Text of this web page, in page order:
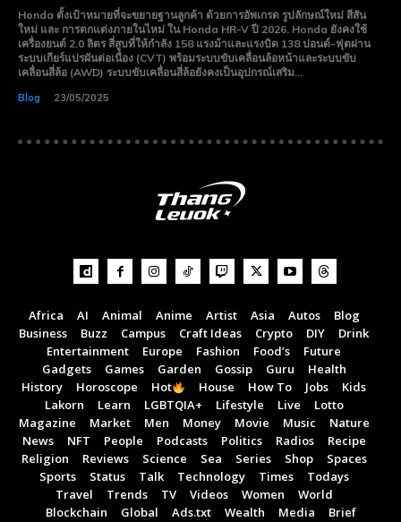
Subscribe now
content
Monthly or Yearly Memberships
Subscribe now
content
Monthly or Yearly Memberships
Honda ตั้งเป้าหมายที่จะขยายฐานลูกค้า ด้วยการอัพเกรด รูปลักษณ์ใหม่ สีสัน
ใหม่ และ การตกแต่งภายในไหม่ ใน Honda HR-V ปี 2026. Honda ยังคงใช้
เครื่องยนต์ 2.0 ลิตร สี่สูบที่ให้กำลัง 158 แรงม้าและแรงบิด 138 ปอนด์-ฟุตผ่าน
ระบบเกียร์แปรผันต่อเนื่อง (CVT) พร้อมระบบขับเคลื่อนล้อหน้าและระบบขับ
เคลื่อนสี่ล้อ (AWD) ระบบขับเคลื่อนสี่ล้อยังคงเป็นอุปกรณ์เสริม...
Blog 23/05/2025
Africa AI Animal Anime Artist Asia Autos
Blog
Business
Buzz Campus Craft Ideas Crypto DIY
Drink
Entertainment
Europe Fashion Food’s
Future
Gadgets
Games Garden Gossip Guru
Health
History
Horoscope Hot House How To Jobs
Kids
Lakorn
Learn LGBTQIA+ Lifestyle Live
Lotto
Magazine
Market Men Money Movie Music
Nature
News
NFT People Podcasts Politics Radios
Recipe
Religion
Reviews Science Sea Series Shop
Spaces
Sports
Status Talk Technology Times
Todays
Travel
Trends TV Videos Women
World
Blockchain
Global Ads.txt Wealth Media Brief